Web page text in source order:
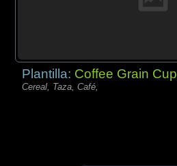
Plantilla: Coffee Grain Cup
Cereal, Taza, Café,